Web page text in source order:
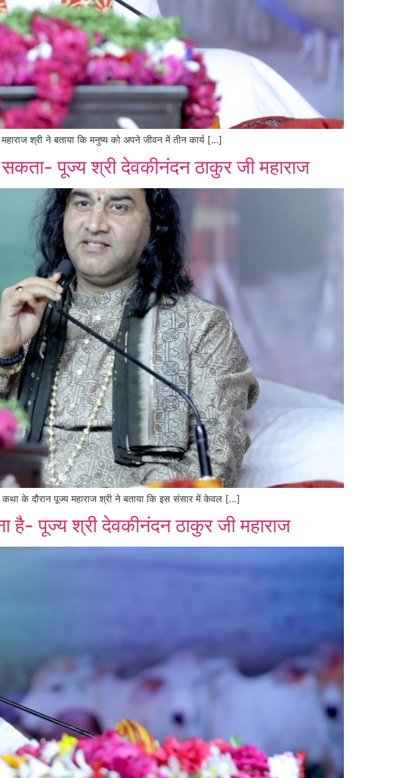
श्री ने बताया कि मनुष्य को अपने जीवन में तीन कार्य […]
पूज्य श्री देवकीनंदन ठाकुर जी महाराज
के दौरान पूज्य महाराज श्री ने बताया कि इस संसार में केवल […]
पूज्य श्री देवकीनंदन ठाकुर जी महाराज